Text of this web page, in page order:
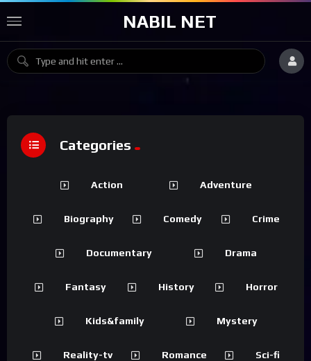
NABIL NET
Categories
Action Adventure
Biography Comedy Crime
Documentary Drama
Fantasy History Horror
Kids&family Mystery
Reality-tv Romance Sci-fi